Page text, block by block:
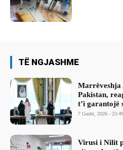
TË NGJASHME
Marrëveshja
Pakistan,
t’i garantojë
7 Gusht, 2026 - 23:49
Virusi i Nilit